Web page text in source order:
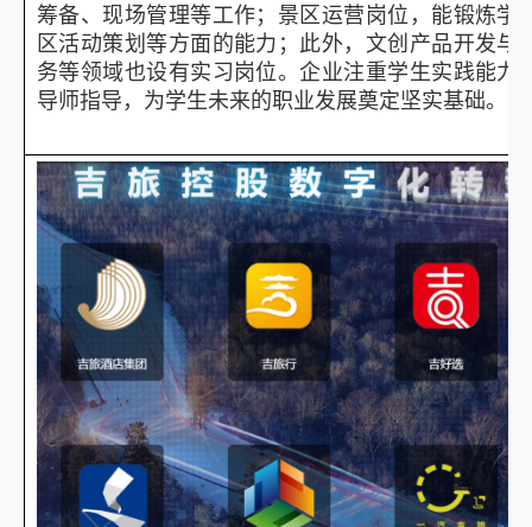
筹备、现场管理等工作；景区运营岗位，能锻炼学
区活动策划等方面的能力；此外，文创产品开发与
务等领域也设有实习岗位。企业注重学生实践能力
导师指导，为学生未来的职业发展奠定坚实基础。